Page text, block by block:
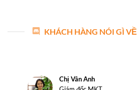
KHÁCH HÀNG NÓI GÌ
Chị Vân Anh